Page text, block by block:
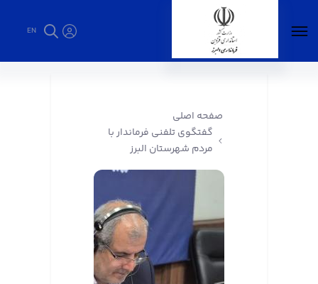
EN
صفحه اصلی
گفتگوی تلفنی فرماندار با
مردم شهرستان البرز